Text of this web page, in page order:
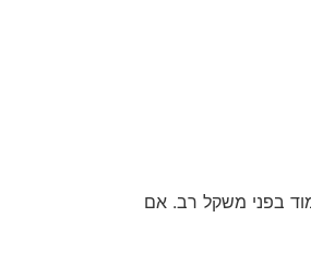
בפני משקל רב. אם